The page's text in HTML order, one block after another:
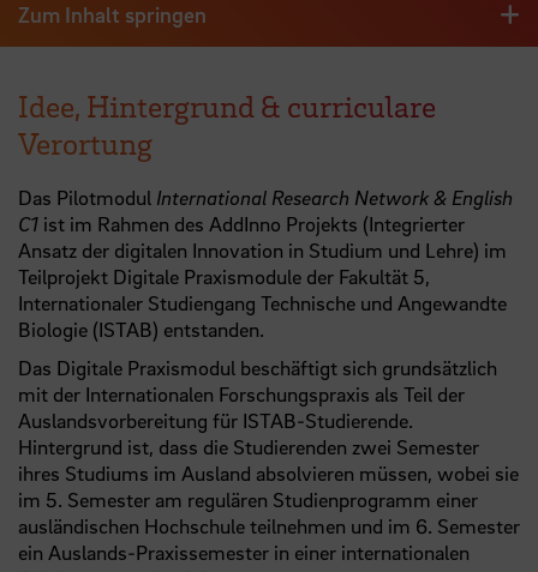
Zum Inhalt springen
Idee, Hintergrund & curriculare
Verortung
Das Pilotmodul International Research Network & English
C1 ist im Rahmen des AddInno Projekts (Integrierter
Ansatz der digitalen Innovation in Studium und Lehre) im
Teilprojekt Digitale Praxismodule der Fakultät 5,
Internationaler Studiengang Technische und Angewandte
Biologie (ISTAB) entstanden.
Das Digitale Praxismodul beschäftigt sich grundsätzlich
mit der Internationalen Forschungspraxis als Teil der
Auslandsvorbereitung für ISTAB-Studierende.
Hintergrund ist, dass die Studierenden zwei Semester
ihres Studiums im Ausland absolvieren müssen, wobei sie
im 5. Semester am regulären Studienprogramm einer
ausländischen Hochschule teilnehmen und im 6. Semester
ein Auslands-Praxissemester in einer internationalen